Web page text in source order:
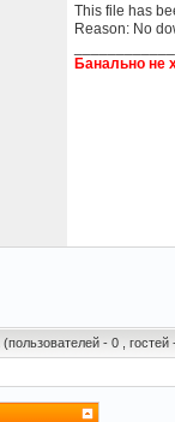
This file has
Reason: No
Банально не
(пользователей - 0 , гостей